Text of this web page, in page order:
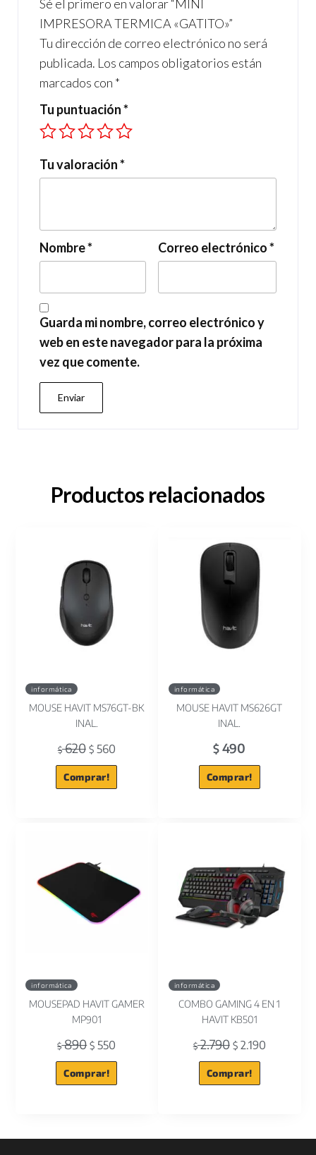
k
p
Sé el primero en valorar “MINI
IMPRESORA TERMICA «GATITO»”
Tu dirección de correo electrónico no será
publicada. Los campos obligatorios están
marcados con *
Tu puntuación*
Tu valoración*
Nombre* Correo electrónico*
Guarda mi nombre, correo electrónico y
web en este navegador para la próxima
vez que comente.
Productos relacionados
informática
MOUSE HAVIT MS76GT-BK
INAL.
$620 $560
Comprar!
informática
MOUSE HAVIT MS626GT
INAL.
$ 490
Comprar!
informática
MOUSEPAD HAVIT GAMER
MP901
$890 $ 550
Comprar!
informática
COMBO GAMING 4 EN 1
HAVIT KB501
$2.790 $2.190
Comprar!